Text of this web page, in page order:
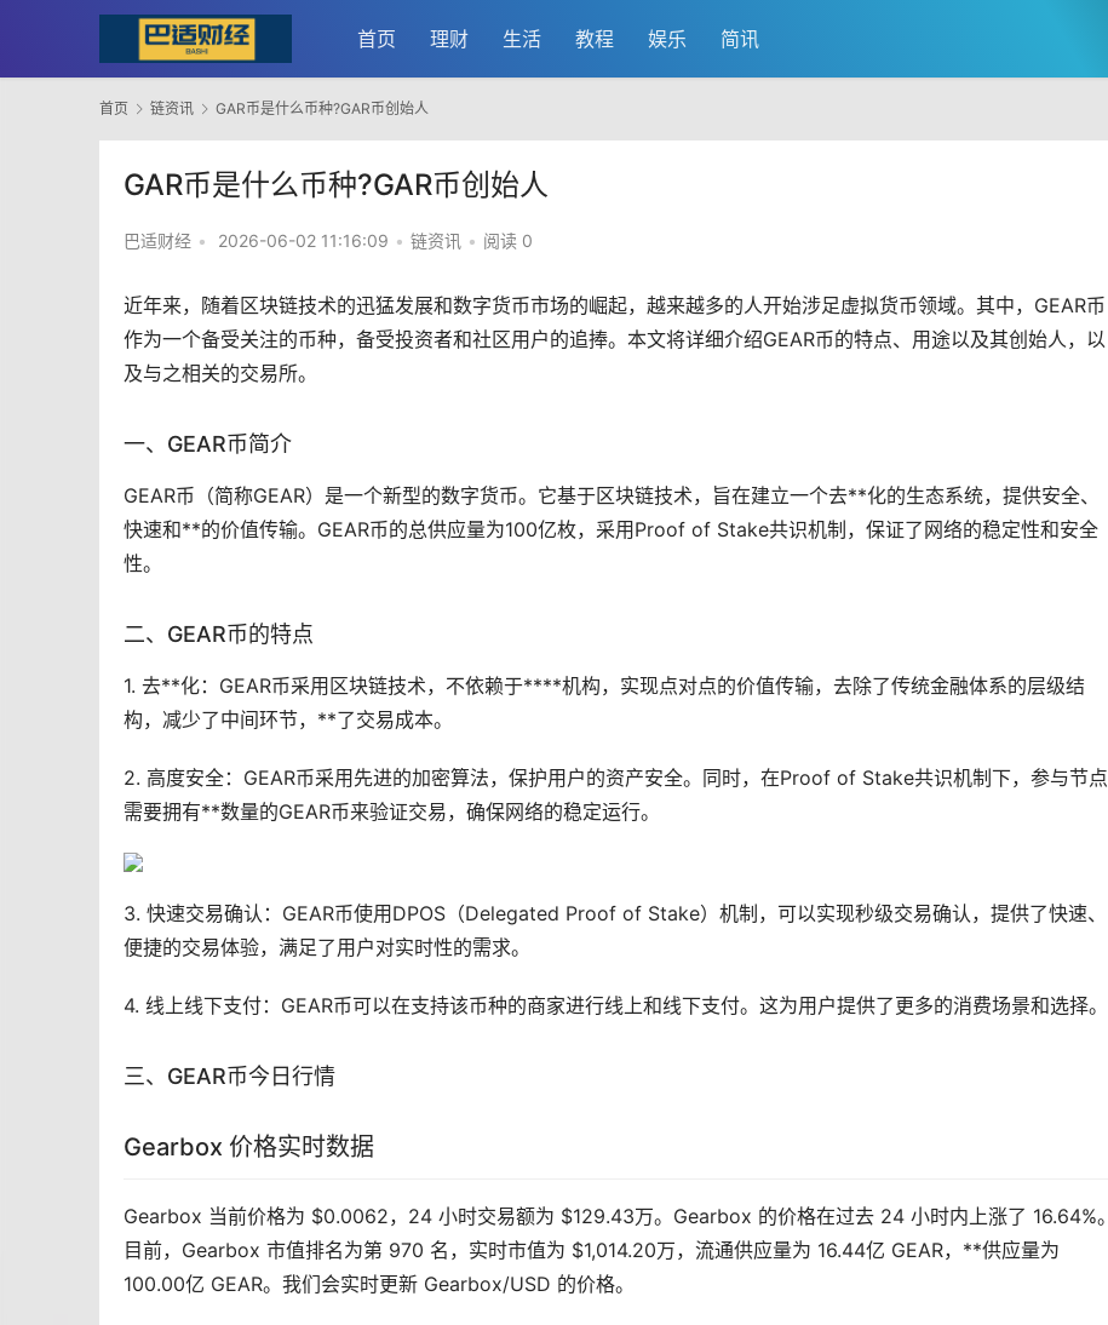
首页 理财 生活 教程 娱乐 简讯
首页 链资讯 GAR币是什么币种?GAR币创始人
GAR币是什么币种?GAR币创始人
巴适财经 • 2026-06-02 11:16:09 • 链资讯 • 阅读 0
近年来，随着区块链技术的迅猛发展和数字货币市场的崛起，越来越多的人开始涉足虚拟货币领域。其中，GEAR币
作为一个备受关注的币种，备受投资者和社区用户的追捧。本文将详细介绍GEAR币的特点、用途以及其创始人，以
及与之相关的交易所。
一、GEAR币简介
GEAR币（简称GEAR）是一个新型的数字货币。它基于区块链技术，旨在建立一个去**化的生态系统，提供安全、
快速和**的价值传输。GEAR币的总供应量为100亿枚，采用Proof of Stake共识机制，保证了网络的稳定性和安全
性。
二、GEAR币的特点
1. 去**化：GEAR币采用区块链技术，不依赖于****机构，实现点对点的价值传输，去除了传统金融体系的层级结
构，减少了中间环节，**了交易成本。
2. 高度安全：GEAR币采用先进的加密算法，保护用户的资产安全。同时，在Proof of Stake共识机制下，参与节点
需要拥有**数量的GEAR币来验证交易，确保网络的稳定运行。
3. 快速交易确认：GEAR币使用DPOS（Delegated Proof of Stake）机制，可以实现秒级交易确认，提供了快速、
便捷的交易体验，满足了用户对实时性的需求。
4. 线上线下支付：GEAR币可以在支持该币种的商家进行线上和线下支付。这为用户提供了更多的消费场景和选择。
三、GEAR币今日行情
Gearbox 价格实时数据
Gearbox 当前价格为 $0.0062，24 小时交易额为 $129.43万。Gearbox 的价格在过去 24 小时内上涨了 16.64%。
目前，Gearbox 市值排名为第 970 名，实时市值为 $1,014.20万，流通供应量为 16.44亿 GEAR，**供应量为
100.00亿 GEAR。我们会实时更新 Gearbox/USD 的价格。